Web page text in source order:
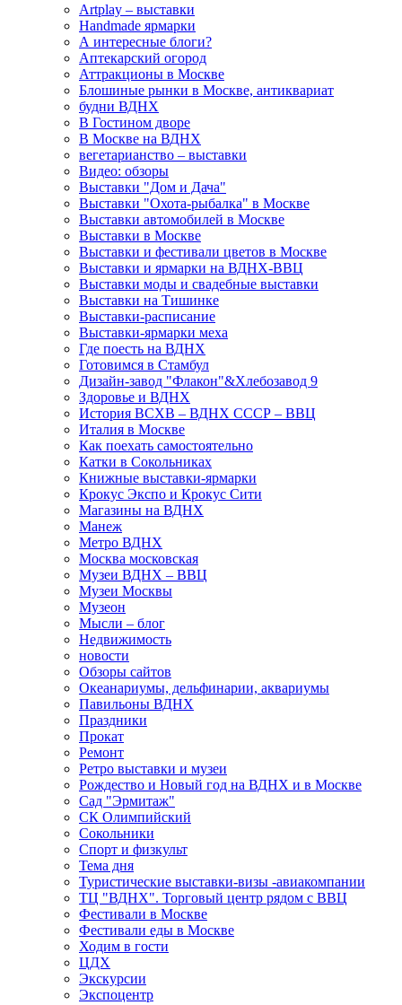
Artplay – выставки
Handmade ярмарки
А интересные блоги?
Аптекарский огород
Аттракционы в Москве
Блошиные рынки в Москве, антиквариат
будни ВДНХ
В Гостином дворе
В Москве на ВДНХ
вегетарианство – выставки
Видео: обзоры
Выставки "Дом и Дача"
Выставки "Охота-рыбалка" в Москве
Выставки автомобилей в Москве
Выставки в Москве
Выставки и фестивали цветов в Москве
Выставки и ярмарки на ВДНХ-ВВЦ
Выставки моды и свадебные выставки
Выставки на Тишинке
Выставки-расписание
Выставки-ярмарки меха
Где поесть на ВДНХ
Готовимся в Стамбул
Дизайн-завод "Флакон"&Хлебозавод 9
Здоровье и ВДНХ
История ВСХВ – ВДНХ СССР – ВВЦ
Италия в Москве
Как поехать самостоятельно
Катки в Сокольниках
Книжные выставки-ярмарки
Крокус Экспо и Крокус Сити
Магазины на ВДНХ
Манеж
Метро ВДНХ
Москва московская
Музеи ВДНХ – ВВЦ
Музеи Москвы
Музеон
Мысли – блог
Недвижимость
новости
Обзоры сайтов
Океанариумы, дельфинарии, аквариумы
Павильоны ВДНХ
Праздники
Прокат
Ремонт
Ретро выставки и музеи
Рождество и Новый год на ВДНХ и в Москве
Сад "Эрмитаж"
СК Олимпийский
Сокольники
Спорт и физкульт
Тема дня
Туристические выставки-визы -авиакомпании
ТЦ "ВДНХ". Торговый центр рядом с ВВЦ
Фестивали в Москве
Фестивали еды в Москве
Ходим в гости
ЦДХ
Экскурсии
Экспоцентр